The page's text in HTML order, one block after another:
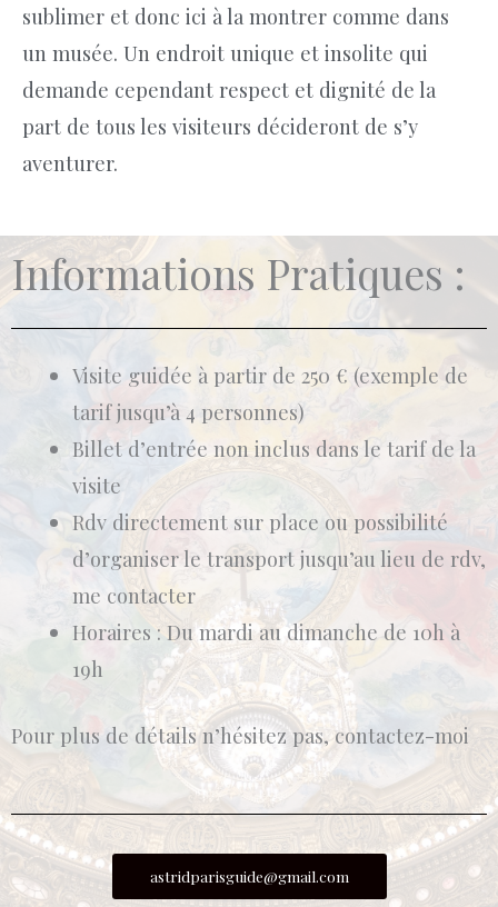
sublimer et donc ici à la montrer comme dans
un musée. Un endroit unique et insolite qui
demande cependant respect et dignité de la
part de tous les visiteurs décideront de s’y
aventurer.
Informations Pratiques :
Visite guidée à partir de 250 € (exemple de
tarif jusqu’à 4 personnes)
Billet d’entrée non inclus dans le tarif de la
visite
Rdv directement sur place ou possibilité
d’organiser le transport jusqu’au lieu de rdv,
me contacter
Horaires : Du mardi au dimanche de 10h à
19h
Pour plus de détails n’hésitez pas, contactez-moi
astridparisguide@gmail.com